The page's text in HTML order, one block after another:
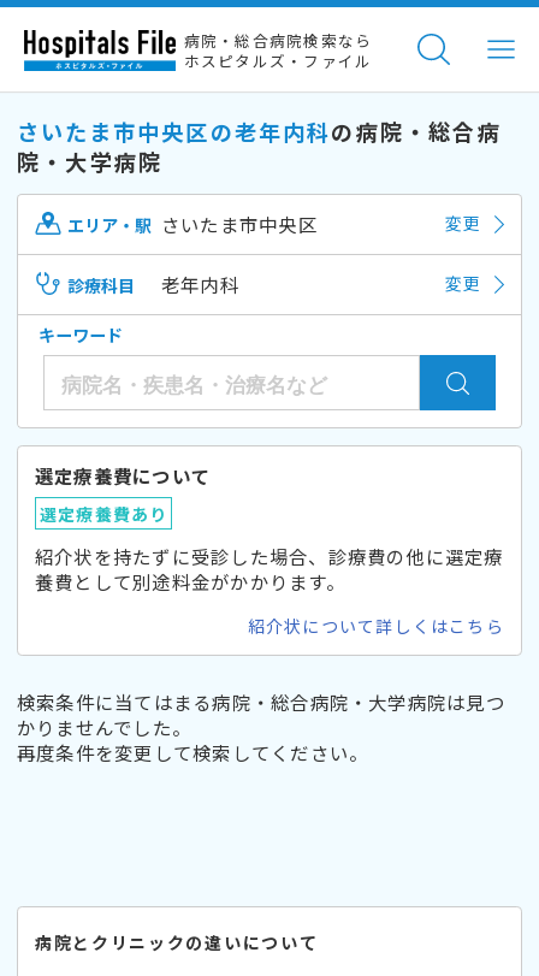
病院・総合病院検索なら
ホスピタルズ・ファイル
さいたま市中央区の老年内科の病院・総合病
院・大学病院
エリア・駅 さいたま市中央区 変更
診療科目 老年内科 変更
キーワード
選定療養費について
選定療養費あり
紹介状を持たずに受診した場合、診療費の他に選定療
養費として別途料金がかかります。
紹介状について詳しくはこちら
検索条件に当てはまる病院・総合病院・大学病院は見つ
かりませんでした。
再度条件を変更して検索してください。
病院とクリニックの違いについて